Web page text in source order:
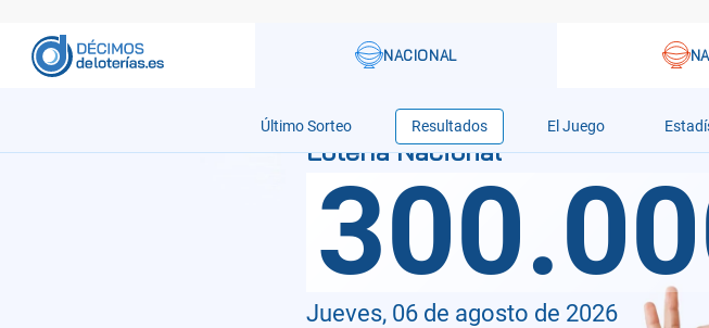
Último Sorteo Resultados El Juego
Jueves, 06 de agosto de 2026